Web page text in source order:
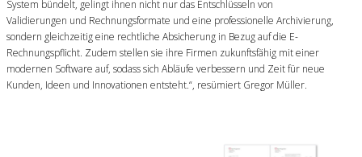
System bündelt, gelingt ihnen nicht nur das Entschlüsseln von
Validierungen und Rechnungsformate und eine professionelle Archivierung,
sondern gleichzeitig eine rechtliche Absicherung in Bezug auf die E-
Rechnungspflicht. Zudem stellen sie ihre Firmen zukunftsfähig mit einer
modernen Software auf, sodass sich Abläufe verbessern und Zeit für neue
Kunden, Ideen und Innovationen entsteht.“, resümiert Gregor Müller.